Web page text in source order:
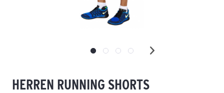
HERREN RUNNING SHORTS